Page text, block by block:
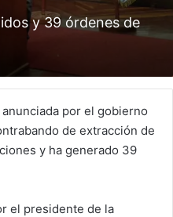
y 39 órdenes de
por el gobierno
de extracción de
y ha generado 39
el presidente de la